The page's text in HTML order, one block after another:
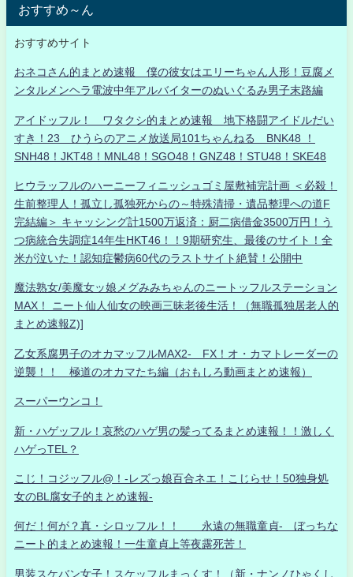
おすすめ～ん
おすすめサイト
おネコさん的まとめ速報 僕の彼女はエリーちゃん人形！豆腐メ
ンタルメンヘラ電波中年アルバイターのぬいぐるみ男子末路編
アイドッフル！ ワタクシ的まとめ速報 地下格闘アイドルだい
すき！23 ひうらのアニメ放送局101ちゃんねる BNK48 ！
SNH48！JKT48！MNL48！SGO48！GNZ48！STU48！SKE48
ヒウラッフルのハーニーフィニッシュゴミ屋敷補完計画 ＜必殺！
生前整理人！孤立し孤独死からの～特殊清掃・遺品整理への道F
完結編＞ キャッシング計1500万返済：厨二病借金3500万円！う
つ病統合失調症14年生HKT46！！9期研究生、最後のサイト！全
米が泣いた！認知症鬱病60代のラストサイト絶賛！公開中
魔法熟女/美魔女ッ娘メグみみちゃんのニートッフルステーション
MAX！ ニート仙人仙女の映画三昧老後生活！（無職孤独居老人的
まとめ速報Z)]
乙女系腐男子のオカマッフルMAX2- FX！オ・カマトレーダーの
逆襲！！ 極道のオカマたち編（おもしろ動画まとめ速報）
スーパーウンコ！
新・ハゲッフル！哀愁のハゲ男の髪ってるまとめ速報！！激しく
ハゲっTEL？
こじ！コジッフル@！-レズっ娘百合ネエ！こじらせ！50独身処
女のBL腐女子的まとめ速報-
何だ！何が？真・シロッフル！！ 永遠の無職童貞- ぼっちな
ニート的まとめ速報！一生童貞上等夜露死苦！
男装スケバン女子！スケッフルまっくす！（新・ナンノひゃくし